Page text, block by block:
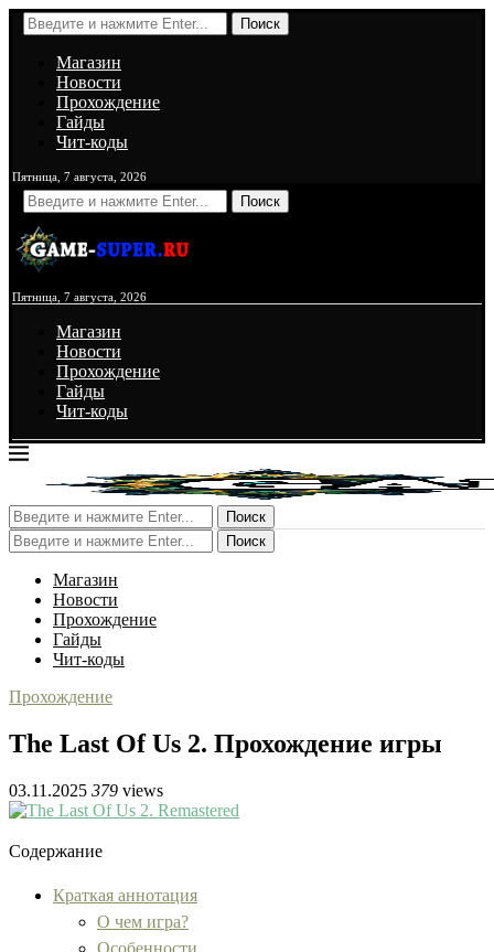
Поиск
Магазин
Новости
Прохождение
Гайды
Чит-коды
Пятница, 7 августа, 2026
Поиск
Пятница, 7 августа, 2026
Магазин
Новости
Прохождение
Гайды
Чит-коды
Поиск
Поиск
Магазин
Новости
Прохождение
Гайды
Чит-коды
Прохождение
The Last Of Us 2. Прохождение игры
03.11.2025 379 views
Содержание
Краткая аннотация
О чем игра?
Особенности